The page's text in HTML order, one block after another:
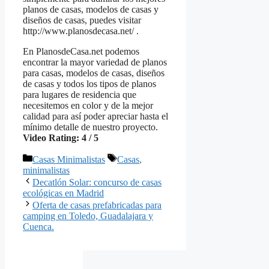
planos de casas, modelos de casas y
diseños de casas, puedes visitar
http://www.planosdecasa.net/ .
En PlanosdeCasa.net podemos
encontrar la mayor variedad de planos
para casas, modelos de casas, diseños
de casas y todos los tipos de planos
para lugares de residencia que
necesitemos en color y de la mejor
calidad para así poder apreciar hasta el
mínimo detalle de nuestro proyecto.
Video Rating: 4 / 5
Categorías
Casas Minimalistas Etiquetas
Casas,
minimalistas
Decatlón Solar: concurso de casas
ecológicas en Madrid
Oferta de casas prefabricadas para
camping en Toledo, Guadalajara y
Cuenca.